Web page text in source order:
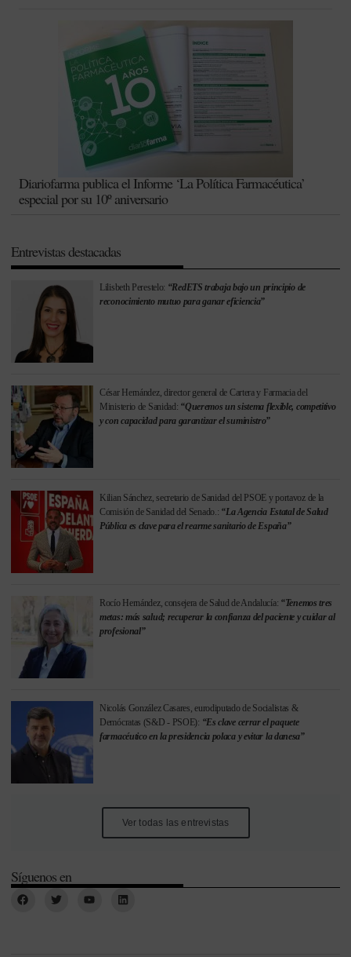
Diariofarma publica el Informe ‘La Política Farmacéutica’
especial por su 10º aniversario
Entrevistas destacadas
Lilisbeth Perestelo: “RedETS trabaja bajo un principio de
reconocimiento mutuo para ganar eficiencia”
César Hernández, director general de Cartera y Farmacia del
Ministerio de Sanidad: “Queremos un sistema flexible, competitivo
y con capacidad para garantizar el suministro”
Kilian Sánchez, secretario de Sanidad del PSOE y portavoz de la
Comisión de Sanidad del Senado.: “La Agencia Estatal de Salud
Pública es clave para el rearme sanitario de España”
Rocío Hernández, consejera de Salud de Andalucía: “Tenemos tres
metas: más salud; recuperar la confianza del paciente y cuidar al
profesional”
Nicolás González Casares, eurodiputado de Socialistas &
Demócratas (S&D - PSOE): “Es clave cerrar el paquete
farmacéutico en la presidencia polaca y evitar la danesa”
Ver todas las entrevistas
Síguenos en